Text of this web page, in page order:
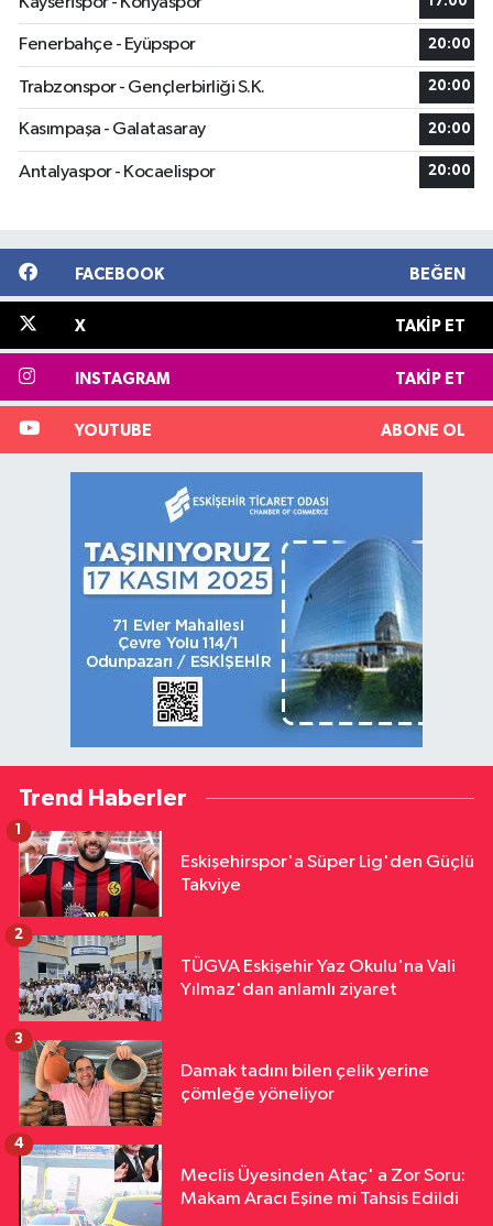
Fenerbahçe - Eyüpspor 20:00
Trabzonspor - Gençlerbirliği S.K. 20:00
Kasımpaşa - Galatasaray 20:00
Antalyaspor - Kocaelispor 20:00
FACEBOOK BEĞEN
X TAKIP ET
INSTAGRAM TAKIP ET
YOUTUBE ABONE OL
Trend Haberler
Eskişehirspor'a Süper Lig'den Güçlü
Takviye
1
TÜGVA Eskişehir Yaz Okulu'na Vali
Yılmaz'dan anlamlı ziyaret
2
Damak tadını bilen çelik yerine
çömleğe yöneliyor
3
Meclis Üyesinden Ataç' a Zor Soru:
Makam Aracı Eşine mi Tahsis Edildi
4